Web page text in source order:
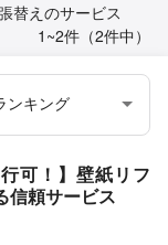
替えのサービス
1~2件（2件中）
可！】壁紙リフ
信頼サービス